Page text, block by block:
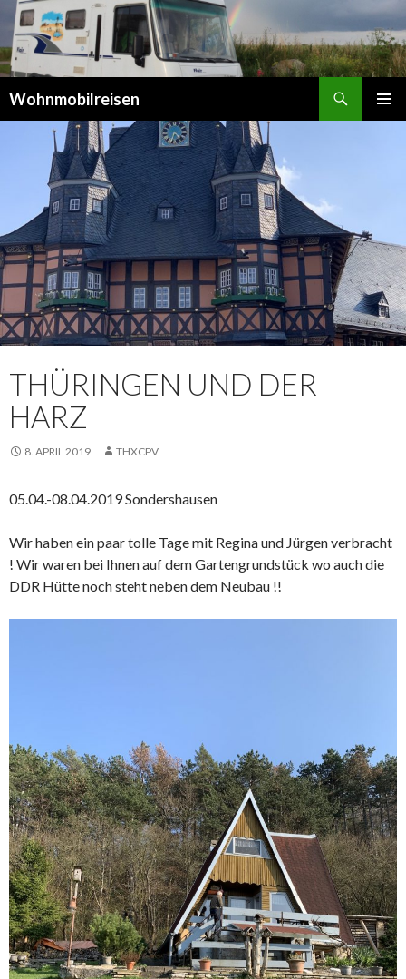
Wohnmobilreisen
INHALT
THÜRINGEN UND DER
HARZ
8. APRIL 2019 THXCPV
05.04.-08.04.2019 Sondershausen
Wir haben ein paar tolle Tage mit Regina und Jürgen verbracht
! Wir waren bei Ihnen auf dem Gartengrundstück wo auch die
DDR Hütte noch steht neben dem Neubau !!